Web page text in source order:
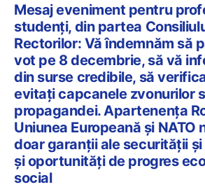
Mesaj eveniment pentru
studenți, din partea
Rectorilor: Vă îndemnăm să
vot pe 8 decembrie, să vă
din surse credibile, să
evitați capcanele zvonurilor
propagandei. Apartenența
Uniunea Europeană și NATO
doar garanții ale securității
și oportunități de progres
social